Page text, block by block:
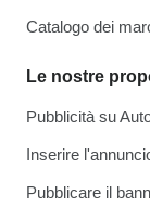
Catalogo dei
Le nostre
Pubblicità su
Inserire
Pubblicare il